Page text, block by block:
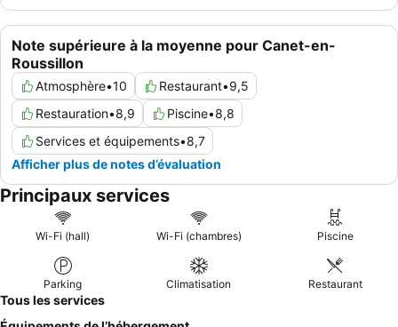
Note supérieure à la moyenne pour Canet-en-
Roussillon
Atmosphère•10 Restaurant•9,5
Restauration•8,9 Piscine•8,8
Services et équipements•8,7
Afficher plus de notes d’évaluation
Principaux services
Wi-Fi (hall) Wi-Fi (chambres) Piscine
Parking Climatisation Restaurant
Tous les services